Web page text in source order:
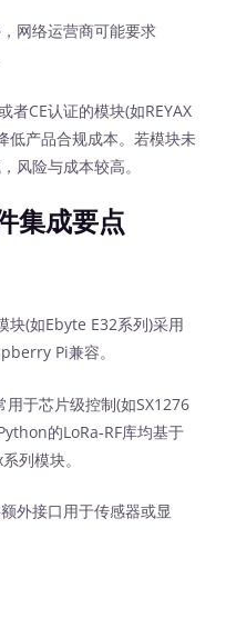
网络运营商可能要求
者CE认证的模块(如REYAX
低产品合规成本。若模块未
风险与成本较高。
成要点
块(如Ebyte E32系列)采用
Pi兼容。
用于芯片级控制(如SX1276
的LoRa-RF库均基于
列模块。
外接口用于传感器或显